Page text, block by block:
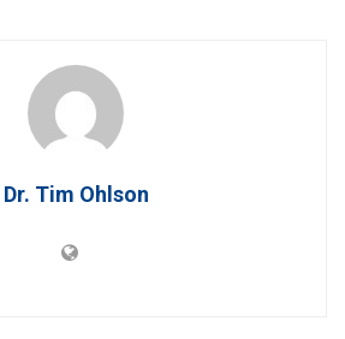
Dr. Tim Ohlson